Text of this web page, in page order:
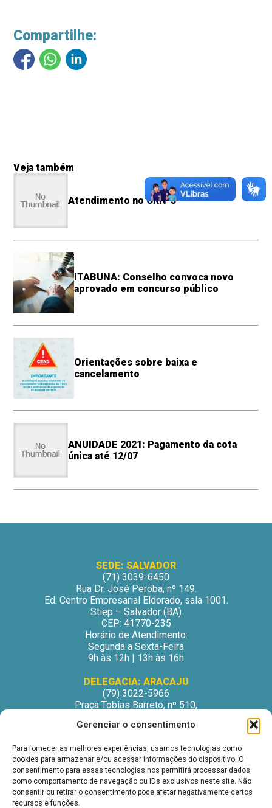
Gerenciar o consentimento
Para fornecer as melhores experiências, usamos tecnologias como
cookies para armazenar e/ou acessar informações do dispositivo. O
consentimento para essas tecnologias nos permitirá processar dados
como comportamento de navegação ou IDs exclusivos neste site. Não
consentir ou retirar o consentimento pode afetar negativamente certos
recursos e funções.
Compartilhe:
Veja também
Atendimento no CRN-5
ITABUNA: Conselho convoca novo
aprovado em concurso público
Orientações sobre baixa e
cancelamento
ANUIDADE 2021: Pagamento da cota
única até 12/07
SEDE: SALVADOR
(71) 3039-6450
Rua Dr. José Peroba, nº 149.
Ed. Centro Empresarial Eldorado, sala 1001.
Stiep – Salvador (BA)
CEP: 41770-235
Horário de Atendimento:
Segunda a Sexta-Feira
9h às 12h | 13h às 16h
DELEGACIA: ARACAJU
(79) 3022-5966
Praça Tobias Barreto, nº 510,
São José – Aracaju/SE
Horário de Atendimento:
Segunda a Sexta-Feira
9h às 12h | 13h às 16h
DELEGACIA: ITABUNA